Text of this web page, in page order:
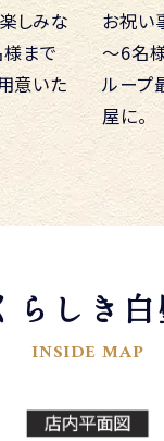
しみな
様まで
意いた
お祝い
～6名
ループ
屋に。
らしき
INSIDE MAP